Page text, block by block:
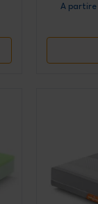
A partire